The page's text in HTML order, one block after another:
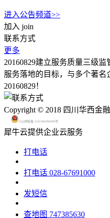
进入公告频道>>
加入 join
联系方式
更多
20160829建立服务质量三级
服务落地的目标，与多个著
20160829！
Copyright © 2018 四川华西金
川公网安备 51015602000580号
犀牛云提供企业云服务
打电话
打电话 028-67691000
发短信
查地图 747385630